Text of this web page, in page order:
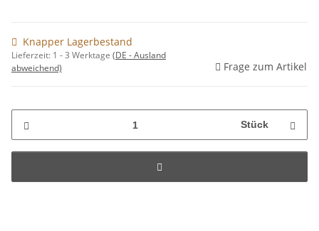
Knapper Lagerbestand
Lieferzeit: 1 - 3 Werktage (DE - Ausland
abweichend)
Frage zum Artikel
Stück